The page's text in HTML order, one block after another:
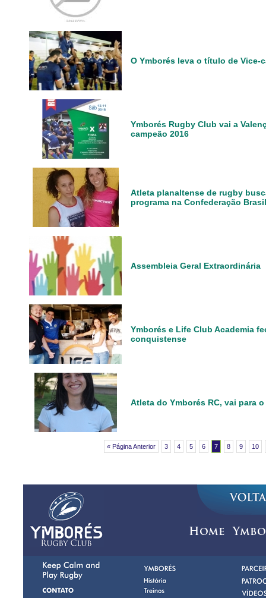
O Ymborés leva o título de Vice-
Ymborés Rugby Club vai a
campeão 2016
Atleta planaltense de rugby
programa na Confederação
Assembleia Geral Extraordinária
Ymborés e Life Club Academia
conquistense
Atleta do Ymborés RC, vai para
« Página Anterior 3 4 5 6 7 8 9 10
Home